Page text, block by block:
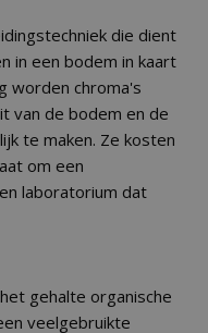
die dient
in een bodem in kaart
worden chroma's
van de bodem en de
te maken. Ze kosten
om een
laboratorium dat
gehalte organische
veelgebruikte